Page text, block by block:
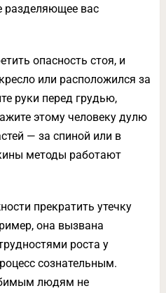
разделяющее вас
опасность стоя, и
или расположился за
руки перед грудью,
этому человеку дулю
— за спиной или в
методы работают
прекратить утечку
она вызвана
роста у
сознательным.
людям не